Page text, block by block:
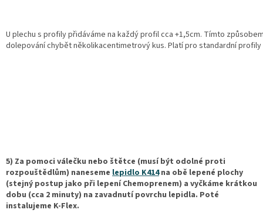
U plechu s profily přidáváme na každý profil cca +1,5cm. Tímto
dolepování chybět několikacentimetrový kus. Platí pro standardní
5) Za pomoci válečku nebo štětce (musí být odolné proti
rozpouštědlům) naneseme lepidlo K414na obě lepené plochy
(stejný postup jako při lepení Chemoprenem) a vyčkáme krátkou
dobu (cca 2 minuty) na zavadnutí povrchu lepidla. Poté
instalujeme K-Flex.